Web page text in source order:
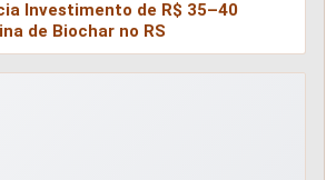
Investimento de R$ 35–40
de Biochar no RS